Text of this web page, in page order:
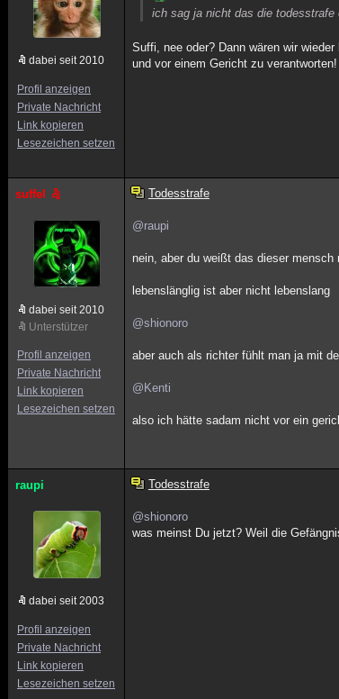
dabei seit 2010
Profil anzeigen
Private Nachricht
Link kopieren
Lesezeichen setzen
ich sag ja nicht das die
Suffi, nee oder? Dann wären wir
und vor einem Gericht zu verantworten!
suffel
dabei seit 2010
Unterstützer
Profil anzeigen
Private Nachricht
Link kopieren
Lesezeichen setzen
Todesstrafe
@raupi
nein, aber du weißt das dieser
lebenslänglig ist aber nicht lebenslang
@shionoro
aber auch als richter fühlt man ja mit
@Kenti
also ich hätte sadam nicht vor ein
raupi
dabei seit 2003
Profil anzeigen
Private Nachricht
Link kopieren
Lesezeichen setzen
Todesstrafe
@shionoro
was meinst Du jetzt? Weil die